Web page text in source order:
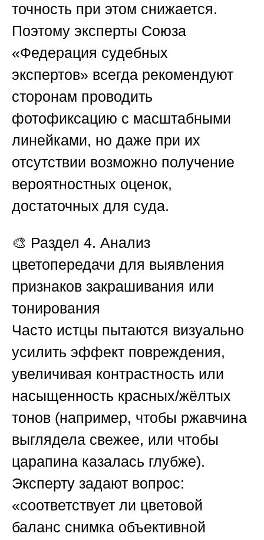
точность при этом снижается.
Поэтому эксперты Союза
«Федерация судебных
экспертов» всегда рекомендуют
сторонам проводить
фотофиксацию с масштабными
линейками, но даже при их
отсутствии возможно получение
вероятностных оценок,
достаточных для суда.
🎨 Раздел 4. Анализ
цветопередачи для выявления
признаков закрашивания или
тонирования
Часто истцы пытаются визуально
усилить эффект повреждения,
увеличивая контрастность или
насыщенность красных/жёлтых
тонов (например, чтобы ржавчина
выглядела свежее, или чтобы
царапина казалась глубже).
Эксперту задают вопрос:
«соответствует ли цветовой
баланс снимка объективной